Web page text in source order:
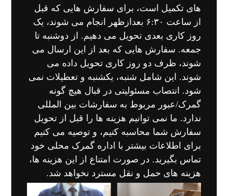
های تکمیل است، برای سفارش هایی که قبل
از ساعت ۶:۳۰ بعدازظهر انجام می شوند، یک
روز کاری بعدی تحویل می دهیم. از دوشنبه تا
جمعه. سفارش هایی که بعد از این ارسال می
شوند، ظرف دو روز کاری تحویل داده می
شوند. این شامل شنبه، یکشنبه و تعطیلات نمی
شود. انتصاب مسئولیتی در قبال هیچ گونه
گمرک/عبور مربوط به سفارشات بین المللی
ندارد. ما نمی توانیم هزینه ها را قبل از تحویل
سفارش شما محاسبه کنیم، و توصیه می کنیم
برای اطلاعات بیشتر با اداره گمرک محلی خود
تماس بگیرید. در صورت امتناع از این هزینه ها،
هزینه های حمل و نقل مسترد نخواهد شد.